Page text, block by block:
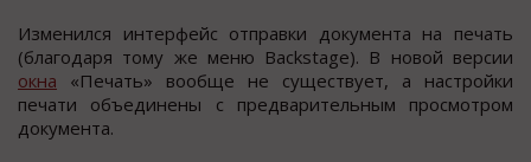
Изменился интерфейс отправки документа на печать
(благодаря тому же меню Backstage). В новой версии
окна «Печать» вообще не существует, а настройки
печати объединены с предварительным просмотром
документа.